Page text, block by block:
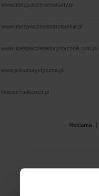
www.ubezpieczenienanarty.pl
www.ubezpieczenienarciarskie.pl
www.ubezpieczenieturystyczne.com.pl
www.polisaturystyczna.pl
finanse.rankomat.pl
Reklama